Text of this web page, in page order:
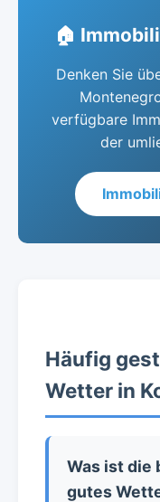
🏠
Denken Sie
verfügbare
der
Häufig
Wetter in
Was ist die
gutes